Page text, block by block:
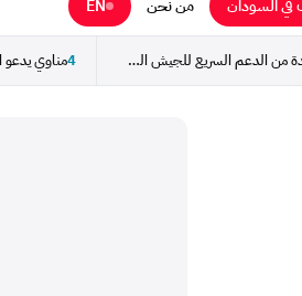
السودان من نحن EN
استسلام مجموعة جديدة من الدعم السريع للجيش السوداني 4